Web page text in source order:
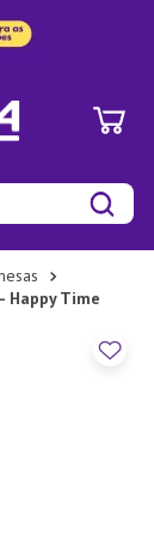
Happy Time